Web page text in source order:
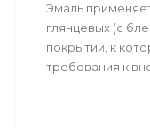
Эмаль
глянцевых (с
покрытий, к
требования к